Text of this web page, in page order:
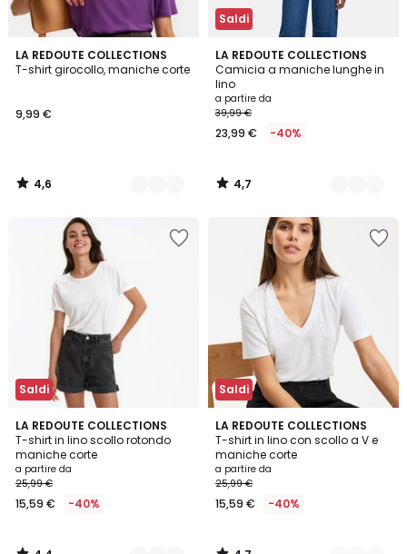
LA REDOUTE COLLECTIONS
T-shirt girocollo, maniche corte
9,99 €
4,6
/ 5
2
Colori
4,6
/
Saldi
LA REDOUTE COLLECTIONS
Camicia a maniche lunghe in
lino
a partire da
39,99 €
23,99 € -40%
4,7
/ 5
3
Colori
4,7
/
Saldi
LA REDOUTE COLLECTIONS
T-shirt in lino scollo rotondo
maniche corte
a partire da
25,99 €
15,59 € -40%
4,4
/ 5
7
Colori
Saldi
LA REDOUTE COLLECTIONS
T-shirt in lino con scollo a V e
maniche corte
a partire da
25,99 €
15,59 € -40%
4,7
/ 5
6
Colori